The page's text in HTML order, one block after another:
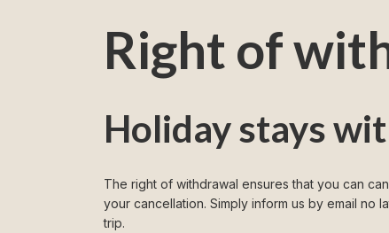
Right of
Holiday stays
The right of withdrawal ensures that you can
your cancellation. Simply inform us by email
trip.